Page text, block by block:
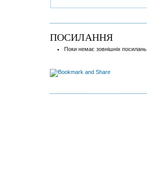
ПОСИЛАННЯ
Поки немає зовнішніх посилань.